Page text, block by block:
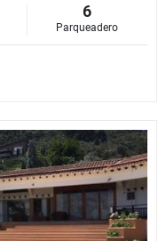
6
Parqueadero